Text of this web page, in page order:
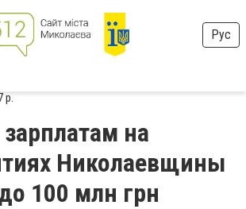
Рус
р.
на
Николаевщины
100 млн грн